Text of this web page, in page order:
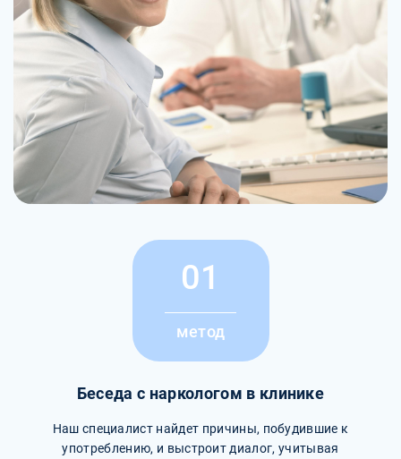
01
метод
Беседа с наркологом в клинике
Наш специалист найдет причины, побудившие к
употреблению, и выстроит диалог, учитывая